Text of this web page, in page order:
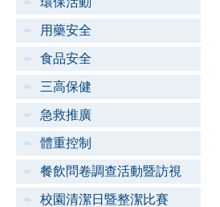
用藥安全
食品安全
三高保健
急救推廣
體重控制
餐飲問卷調查活動暨訪視
校園清潔日暨整潔比賽